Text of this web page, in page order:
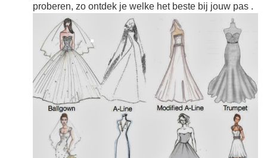
proberen, zo ontdek je welke het beste bij jouw pas .